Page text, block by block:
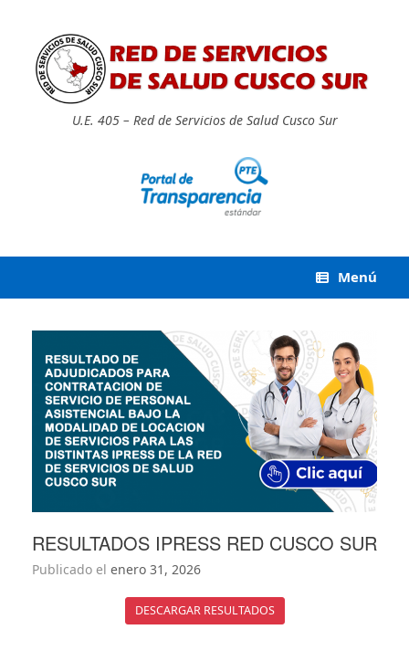
U.E. 405 – Red de Servicios de Salud Cusco Sur
Menú
RESULTADOS IPRESS RED CUSCO SUR
Publicado el enero 31, 2026
DESCARGAR RESULTADOS